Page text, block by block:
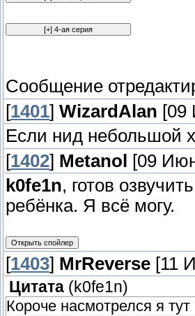
Сообщение
[1401] WizardAlan [09
Если нид небольшой
[1402] Metanol
[09
k0fe1n, готов
ребёнка. Я всё могу.
[1403] MrReverse [11
Цитата (k0fe1n)
Короче насмотрелся я